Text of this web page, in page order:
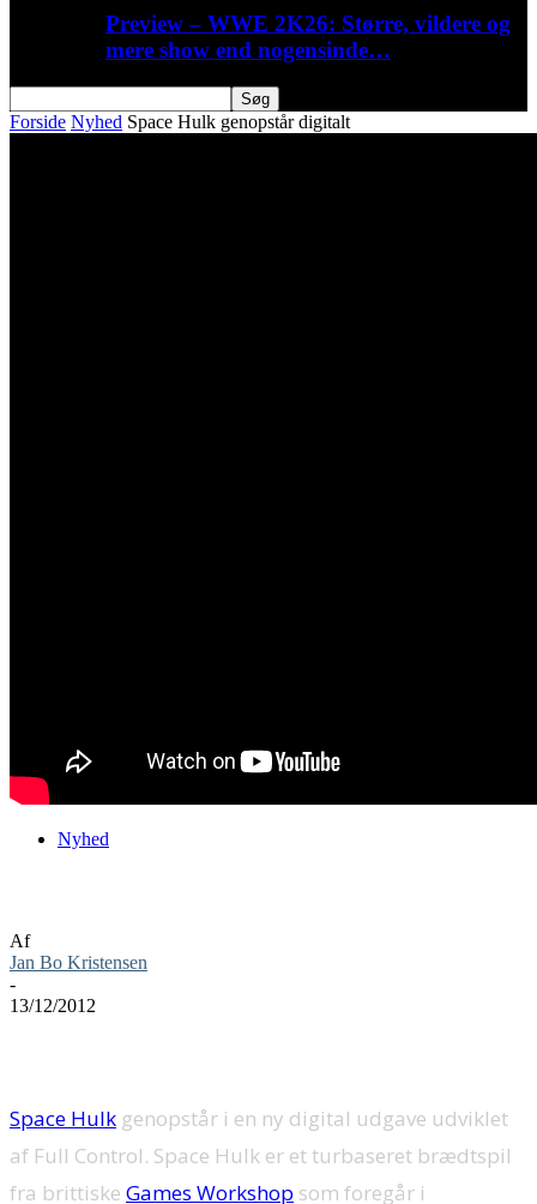
Preview – WWE 2K26: Større, vildere og
mere show end nogensinde…
Forside Nyhed Space Hulk genopstår digitalt
Nyhed
Af
Jan Bo Kristensen
-
13/12/2012
Space Hulk genopstår i en ny digital udgave udviklet
af Full Control. Space Hulk er et turbaseret brædtspil
fra brittiske Games Workshop som foregår i